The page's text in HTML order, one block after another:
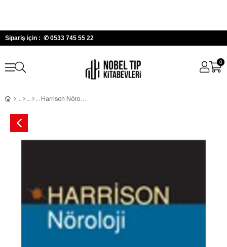
Sipariş için : ✆ 0533 745 55 22
0
Harrison Nöroloji